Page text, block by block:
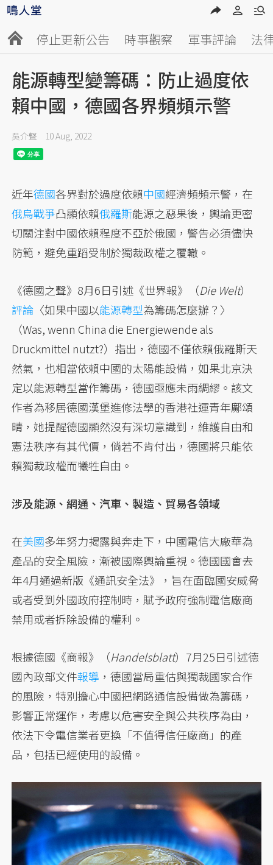
停止更新公告 時事觀察 軍事評論 法
能源轉型變籌碼：防止過度依
賴中國，德國各界頻頻示警
吳介聲 10 Aug, 2022
近年德國各界對於過度依賴中國經濟頻頻示警，在
俄烏戰爭凸顯依賴俄羅斯能源之惡果後，輿論更密
切關注對中國依賴程度不亞於俄國，警告必須儘快
防範，避免重蹈受制於獨裁政權之覆轍。
《德國之聲》8月6日引述《世界報》（Die Welt）
評論 〈如果中國以能源轉型為籌碼怎麼辦？〉
（Was, wenn China die Energiewende als
Druckmittel nutzt?）指出，德國不僅依賴俄羅斯天
然氣，也相當依賴中國的太陽能設備，如果北京決
定以能源轉型當作籌碼，德國亟應未雨綢繆。該文
作者為移居德國漢堡進修法學的香港社運青年鄺頌
晴，她提醒德國顯然沒有深切意識到，維護自由和
憲法秩序有其代價，倘若不肯付出，德國將只能依
賴獨裁政權而犧牲自由。
涉及能源、網通、汽車、製造、貿易各領域
在美國多年努力揭露與奔走下，中國電信大廠華為
產品的安全風險，漸被國際輿論重視。德國國會去
年4月通過新版《通訊安全法》，旨在面臨國安威脅
或者受到外國政府控制時，賦予政府強制電信廠商
禁用或者拆除設備的權利。
根據德國《商報》（Handelsblatt）7月25日引述德
國內政部文件報導 ，德國當局重估與獨裁國家合作
的風險，特別擔心中國把網路通信設備做為籌碼，
影響正常運作，考慮以危害安全與公共秩序為由，
依法下令電信業者更換「不值得信任廠商」的產
品，包括已經使用的設備。